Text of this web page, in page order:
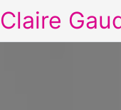
Claire